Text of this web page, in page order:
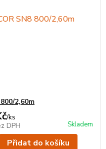
2,60m
/ks
DPH Skladem
Přidat do košíku